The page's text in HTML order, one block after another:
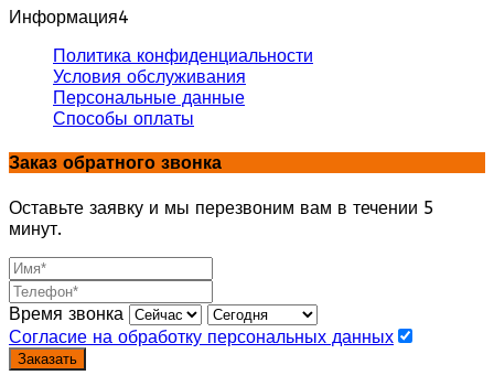
Информация4
Политика конфиденциальности
Условия обслуживания
Персональные данные
Способы оплаты
Заказ обратного звонка
Оставьте заявку и мы перезвоним вам в течении 5
минут.
Время звонка
Согласие на обработку персональных данных
Заказать